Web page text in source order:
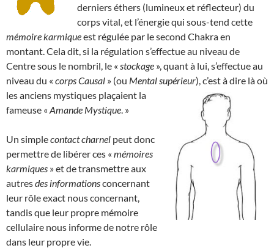
derniers éthers (lumineux et réflecteur) du
corps vital, et l’énergie qui sous-tend cette
mémoire karmiqueest régulée par le second Chakra en
montant. Cela dit, si la régulation s’effectue au niveau de
Centre sous le nombril, le « stockage », quant à lui, s’effectue au
niveau du « corps Causal » (ou Mental supérieur), c’est à dire là où
les anciens mystiques plaçaient la
fameuse « Amande Mystique . »
Un simplecontact charnel peut donc
permettre de libérer ces « mémoires
karmiques » et de transmettre aux
autresdes informationsconcernant
leur rôle exact nous concernant,
tandis que leur propre mémoire
cellulaire nous informe de notre rôle
dans leur propre vie.